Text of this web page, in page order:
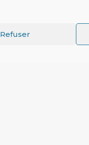
Refuser